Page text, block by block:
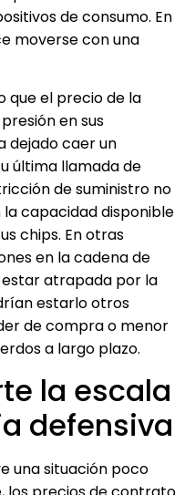
de consumo. En
moverse con una
que el precio de la
en sus
dejado caer un
última llamada de
de suministro no
capacidad disponible
chips. En otras
en la cadena de
atrapada por la
estarlo otros
de compra o menor
a largo plazo.
la escala
defensiva
una situación poco